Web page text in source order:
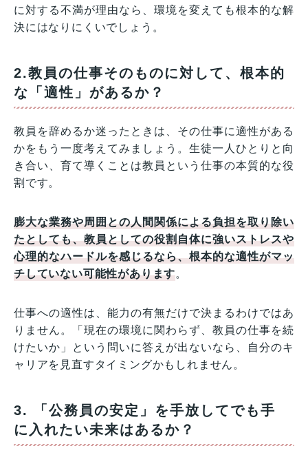
に対する不満が理由なら、環境を変えても根本的な解
決にはなりにくいでしょう。
2.教員の仕事そのものに対して、根本的
な「適性」があるか？
教員を辞めるか迷ったときは、その仕事に適性がある
かをもう一度考えてみましょう。生徒一人ひとりと向
き合い、育て導くことは教員という仕事の本質的な役
割です。
膨大な業務や周囲との人間関係による負担を取り除い
たとしても、教員としての役割自体に強いストレスや
心理的なハードルを感じるなら、根本的な適性がマッ
チしていない可能性があります。
仕事への適性は、能力の有無だけで決まるわけではあ
りません。「現在の環境に関わらず、教員の仕事を続
けたいか」という問いに答えが出ないなら、自分のキ
ャリアを見直すタイミングかもしれません。
3. 「公務員の安定」を手放してでも手
に入れたい未来はあるか？